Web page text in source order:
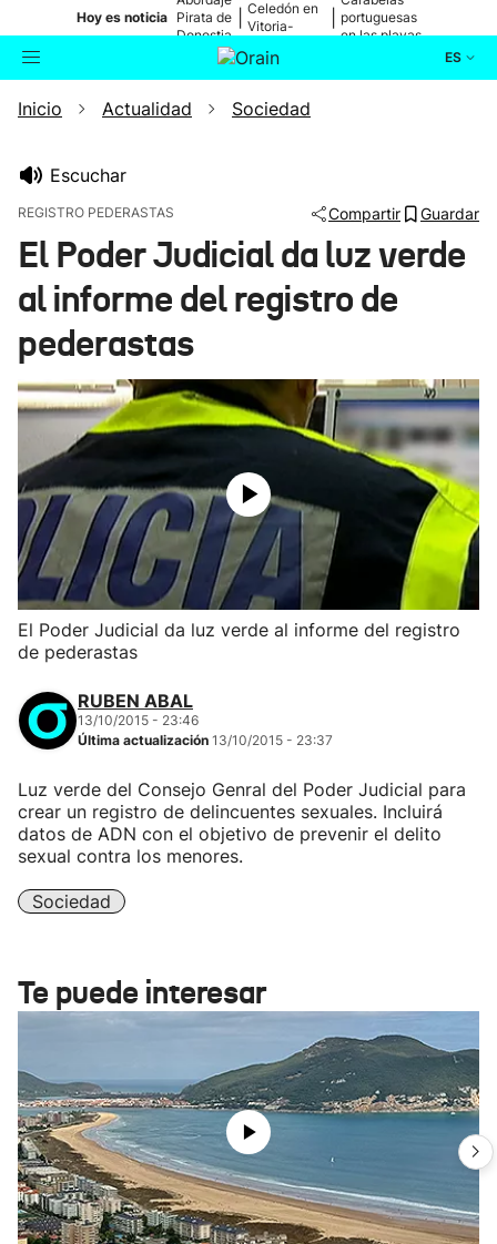
Hoy es noticia Pirata de
Donostia
Celedón en
Vitoria-
portuguesas
en las playas
ES
Buscador Actualidad
Ikusmiran
Inicio Actualidad Sociedad
Escuchar
REGISTRO PEDERASTAS Compartir Guardar
El Poder Judicial da luz verde
al informe del registro de
pederastas
El Poder Judicial da luz verde al informe del registro
de pederastas
RUBEN ABAL
13/10/2015 - 23:46
Última actualización 13/10/2015 - 23:37
Luz verde del Consejo Genral del Poder Judicial para
crear un registro de delincuentes sexuales. Incluirá
datos de ADN con el objetivo de prevenir el delito
sexual contra los menores.
Sociedad
Te puede interesar